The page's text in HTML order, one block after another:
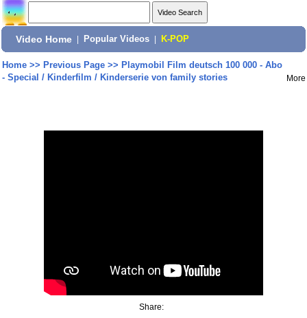
Video Home Popular Videos K-POP
Home>> Previous Page>> Playmobil Film deutsch 100 000 - Abo
- Special / Kinderfilm / Kinderserie von family stories
More
Share: